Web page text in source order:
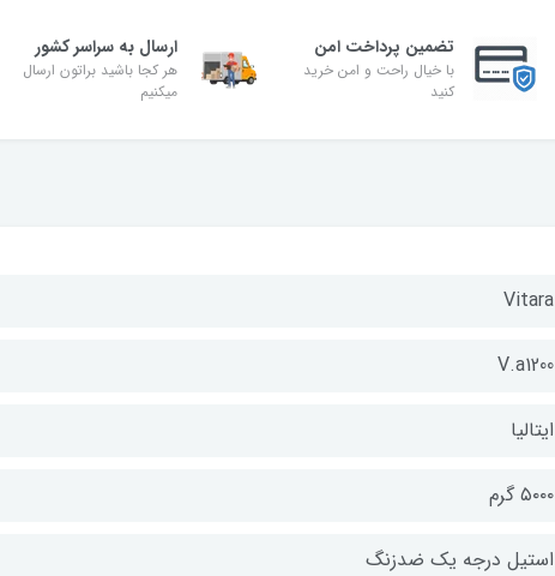
تضمین پرداخت امن
با خیال راحت و امن خرید
کنید
ارسال به سراسر کشور
هر کجا باشید براتون ارسال
میکنیم
Vitara
V.a1200
ایتالیا
۵۰۰۰ گرم
استیل درجه یک ضدزنگ